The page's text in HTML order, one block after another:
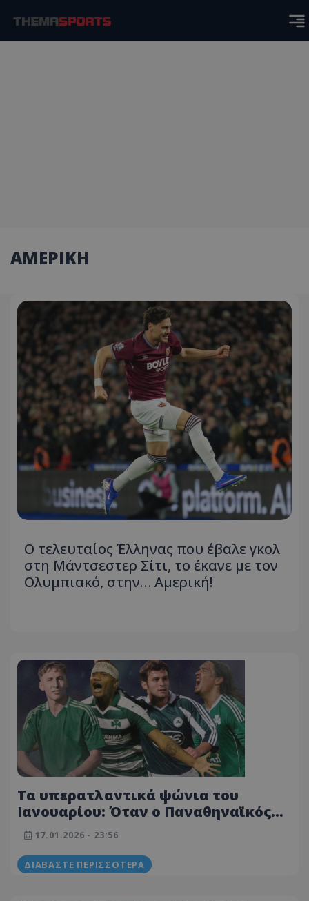
ΑΜΕΡΙΚΗ
Ο τελευταίος Έλληνας που έβαλε γκολ
στη Μάντσεστερ Σίτι, το έκανε με τον
Ολυμπιακό, στην… Αμερική!
Τα υπερατλαντικά ψώνια του
Ιανουαρίου: Όταν ο Παναθηναϊκός
«ψηφίζει» τη Λατινική Αμερική για
τις χειμερινές προσθήκες!
17.01.2026 - 23:56
ΔΙΑΒΆΣΤΕ ΠΕΡΙΣΣΌΤΕΡΑ